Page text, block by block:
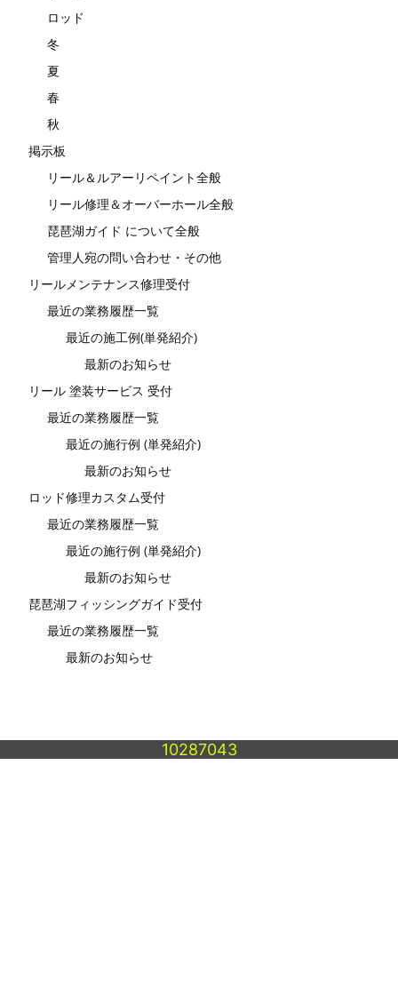
ロッド
冬
夏
春
秋
掲示板
リール＆ルアーリペイント全般
リール修理＆オーバーホール全般
琵琶湖ガイド について全般
管理人宛の問い合わせ・その他
リールメンテナンス修理受付
最近の業務履歴一覧
最近の施工例(単発紹介)
最新のお知らせ
リール 塗装サービス 受付
最近の業務履歴一覧
最近の施行例 (単発紹介)
最新のお知らせ
ロッド修理カスタム受付
最近の業務履歴一覧
最近の施行例 (単発紹介)
最新のお知らせ
琵琶湖フィッシングガイド受付
最近の業務履歴一覧
最新のお知らせ
10287043